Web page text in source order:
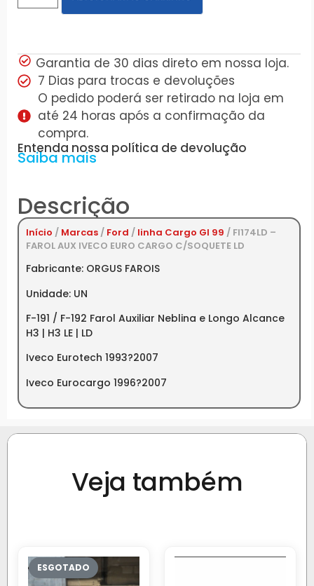
Garantia de 30 dias direto em nossa loja.
7 Dias para trocas e devoluções
O pedido poderá ser retirado na loja em
até 24 horas após a confirmação da
compra.
Entenda nossa política de devolução
Saiba mais
Descrição
Início / Marcas / Ford / linha Cargo GI 99 / FI174LD –
FAROL AUX IVECO EURO CARGO C/SOQUETE LD
Fabricante: ORGUS FAROIS
Unidade: UN
F-191 / F-192 Farol Auxiliar Neblina e Longo Alcance
H3 | H3 LE | LD
Iveco Eurotech 1993?2007
Iveco Eurocargo 1996?2007
Veja também